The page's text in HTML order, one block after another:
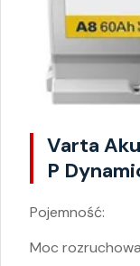
Varta
P
Pojemność:
Moc